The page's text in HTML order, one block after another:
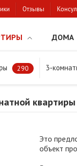
Отзывы
ДОМА
290 3-
квартиры в Бресте,
квартиры
Это
объект